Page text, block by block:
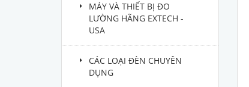
MÁY VÀ THIẾT BỊ ĐO
LƯỜNG HÃNG EXTECH -
USA
CÁC LOẠI ĐÈN CHUYÊN
DỤNG